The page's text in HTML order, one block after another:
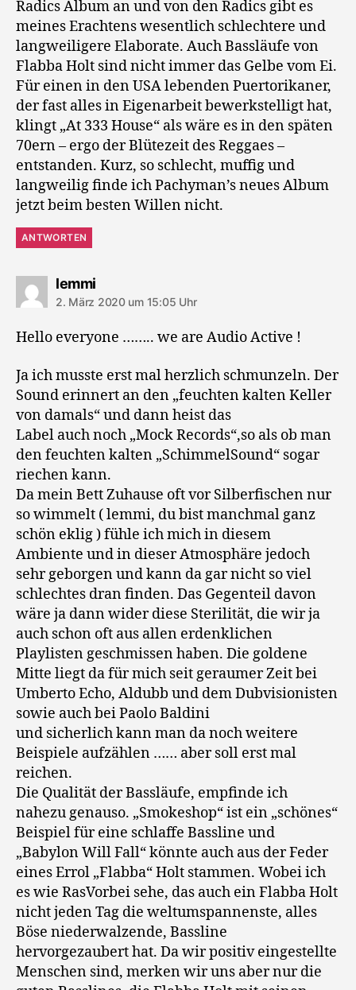
Radics Album an und von den Radics gibt es
meines Erachtens wesentlich schlechtere und
langweiligere Elaborate. Auch Bassläufe von
Flabba Holt sind nicht immer das Gelbe vom Ei.
Für einen in den USA lebenden Puertorikaner,
der fast alles in Eigenarbeit bewerkstelligt hat,
klingt „At 333 House“ als wäre es in den späten
70ern – ergo der Blütezeit des Reggaes –
entstanden. Kurz, so schlecht, muffig und
langweilig finde ich Pachyman’s neues Album
jetzt beim besten Willen nicht.
ANTWORTEN
lemmisagt:
2. März 2020 um 15:05 Uhr
Hello everyone …….. we are Audio Active !
Ja ich musste erst mal herzlich schmunzeln. Der
Sound erinnert an den „feuchten kalten Keller
von damals“ und dann heist das
Label auch noch „Mock Records“,so als ob man
den feuchten kalten „SchimmelSound“ sogar
riechen kann.
Da mein Bett Zuhause oft vor Silberfischen nur
so wimmelt ( lemmi, du bist manchmal ganz
schön eklig ) fühle ich mich in diesem
Ambiente und in dieser Atmosphäre jedoch
sehr geborgen und kann da gar nicht so viel
schlechtes dran finden. Das Gegenteil davon
wäre ja dann wider diese Sterilität, die wir ja
auch schon oft aus allen erdenklichen
Playlisten geschmissen haben. Die goldene
Mitte liegt da für mich seit geraumer Zeit bei
Umberto Echo, Aldubb und dem Dubvisionisten
sowie auch bei Paolo Baldini
und sicherlich kann man da noch weitere
Beispiele aufzählen …… aber soll erst mal
reichen.
Die Qualität der Bassläufe, empfinde ich
nahezu genauso. „Smokeshop“ ist ein „schönes“
Beispiel für eine schlaffe Bassline und
„Babylon Will Fall“ könnte auch aus der Feder
eines Errol „Flabba“ Holt stammen. Wobei ich
es wie RasVorbei sehe, das auch ein Flabba Holt
nicht jeden Tag die weltumspannenste, alles
Böse niederwalzende, Bassline
hervorgezaubert hat. Da wir positiv eingestellte
Menschen sind, merken wir uns aber nur die